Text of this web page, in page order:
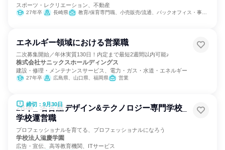
スポーツ・レクリエーション、不動産
27年卒 長崎県 教育/保育専門職、小売販売/流通、バックオフィス・事務・受付
エネルギー領域における営業職
二次募集開始／年休実質130日！内定まで最短2週間以内可能♪
株式会社サニックスホールディングス
建設・修理・メンテナンスサービス、電力・ガス・水道・エネルギー
27年卒 広島県、山口県、福岡県 営業
締切：9月30日
28卒_ 名古屋デザイン&テクノロジー専門学校_
学校運営職
プロフェッショナルを育てる、プロフェッショナルになろう
学校法人滋慶学園
広告・宣伝、高等教育機関、ITサービス